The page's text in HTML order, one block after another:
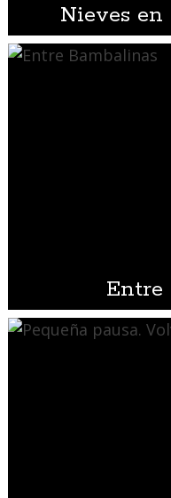
Nieves en
Entre